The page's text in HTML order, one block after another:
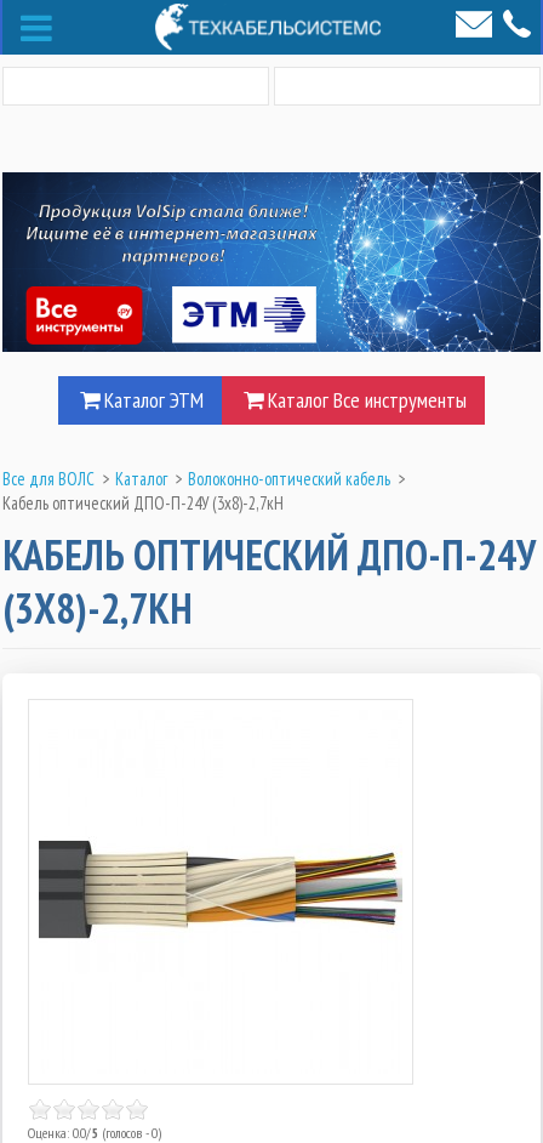
Каталог ЭТМ Каталог Все инструменты
Все для ВОЛС > Каталог > Волоконно-оптический кабель >
Кабель оптический ДПО-П-24У (3х8)-2,7кН
КАБЕЛЬ ОПТИЧЕСКИЙ ДПО-П-24У
(3Х8)-2,7КН
Оценка: 0.0/5 (голосов - 0)